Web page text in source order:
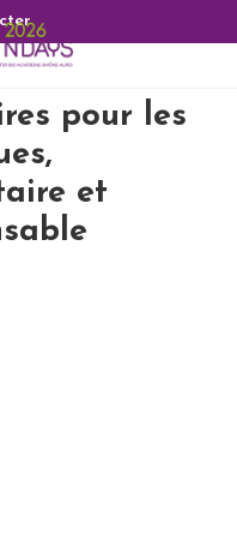
pour les
et